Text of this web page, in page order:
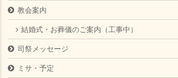
教会案内
結婚式・お葬儀のご案内（工事中）
司祭メッセージ
ミサ・予定